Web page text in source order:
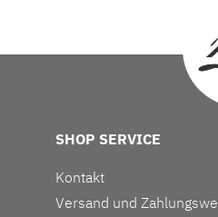
SHOP SERVICE
Kontakt
Versand und